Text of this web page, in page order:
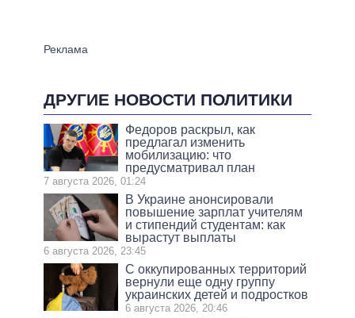
ДРУГИЕ НОВОСТИ ПОЛИТИКИ
Федоров раскрыл, как
предлагал изменить
мобилизацию: что
предусматривал план
7 августа 2026, 01:24
В Украине анонсировали
повышение зарплат учителям
и стипендий студентам: как
вырастут выплаты
6 августа 2026, 23:45
С оккупированных территорий
вернули еще одну группу
украинских детей и подростков
6 августа 2026, 20:46